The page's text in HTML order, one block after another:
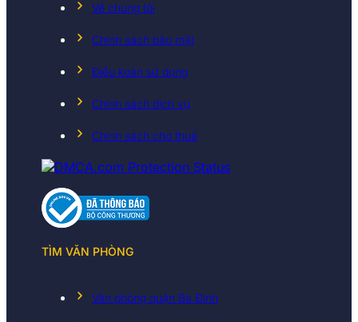
Về chúng tôi
Chính sách bảo mật
Điều koản sử dụng
Chính sách dịch vụ
Chính sách cho thuê
TÌM VĂN PHÒNG
Văn phòng quận Ba Đình